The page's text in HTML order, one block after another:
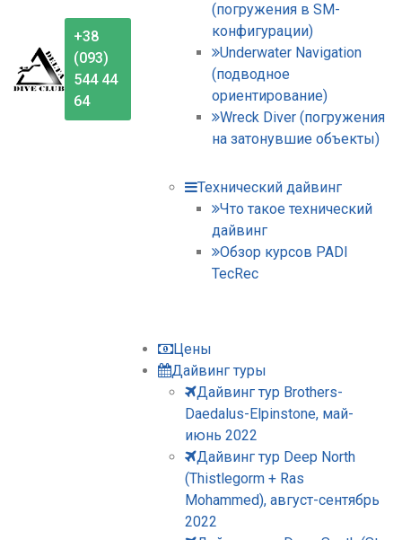
+38
(093)
544 44
64
(погружения в SM-
конфигурации)
Underwater Navigation
(подводное
ориентирование)
Wreck Diver (погружения
на затонувшие объекты)
Технический дайвинг
Что такое технический
дайвинг
Обзор курсов PADI
TecRec
Цены
Дайвинг туры
Дайвинг тур Brothers-
Daedalus-Elpinstone, май-
июнь 2022
Дайвинг тур Deep North
(Thistlegorm + Ras
Mohammed), август-сентябрь
2022